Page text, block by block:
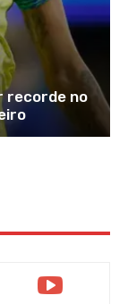
recorde no